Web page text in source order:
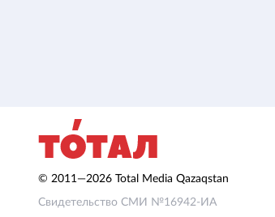
© 2011—2026 Total Media Qazaqstan
Свидетельство СМИ №16942-ИА